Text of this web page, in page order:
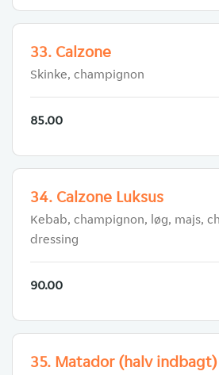
33. Calzone
Skinke, champignon
85.00
34. Calzone Luksus
Kebab, champignon, løg, majs,
dressing
90.00
35. Matador (halv indbagt)